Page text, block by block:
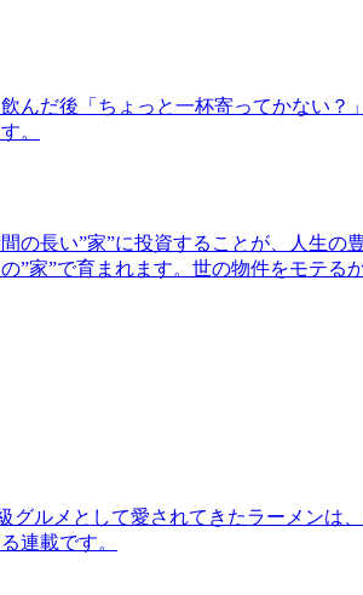
んだ後「ちょっと一杯寄ってかない？
。
長い”家”に投資することが、人生の
家”で育まれます。世の物件をモテる
ルメとして愛されてきたラーメンは
連載です。